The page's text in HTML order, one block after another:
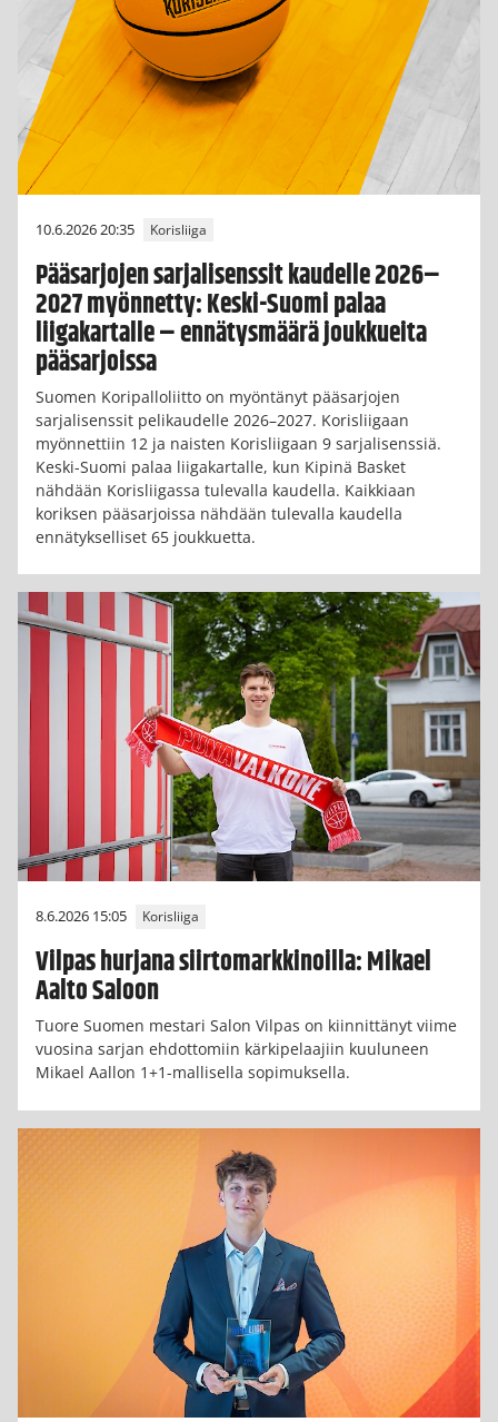
10.6.2026 20:35 Korisliiga
Pääsarjojen sarjalisenssit kaudelle 2026–
2027 myönnetty: Keski-Suomi palaa
liigakartalle – ennätysmäärä joukkueita
pääsarjoissa
Suomen Koripalloliitto on myöntänyt pääsarjojen
sarjalisenssit pelikaudelle 2026–2027. Korisliigaan
myönnettiin 12 ja naisten Korisliigaan 9 sarjalisenssiä.
Keski-Suomi palaa liigakartalle, kun Kipinä Basket
nähdään Korisliigassa tulevalla kaudella. Kaikkiaan
koriksen pääsarjoissa nähdään tulevalla kaudella
ennätykselliset 65 joukkuetta.
8.6.2026 15:05 Korisliiga
Vilpas hurjana siirtomarkkinoilla: Mikael
Aalto Saloon
Tuore Suomen mestari Salon Vilpas on kiinnittänyt viime
vuosina sarjan ehdottomiin kärkipelaajiin kuuluneen
Mikael Aallon 1+1-mallisella sopimuksella.